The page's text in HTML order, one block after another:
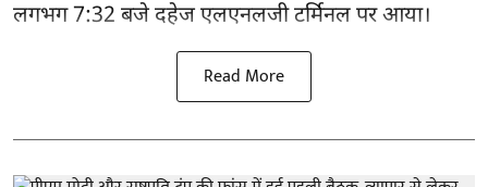
लगभग 7:32 बजे दहेज एलएनलजी टर्मिनल पर आया।
Read More